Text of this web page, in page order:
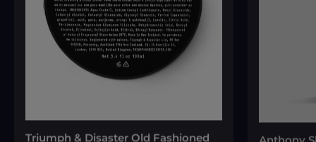
Triumph & Disaster Old Fashioned
Anthony